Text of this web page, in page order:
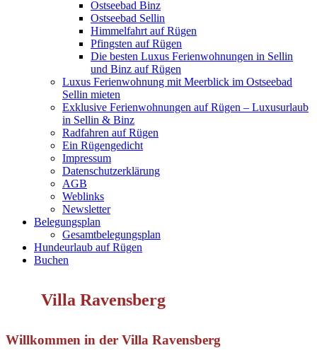
Ostseebad Binz
Ostseebad Sellin
Himmelfahrt auf Rügen
Pfingsten auf Rügen
Die besten Luxus Ferienwohnungen in Sellin
und Binz auf Rügen
Luxus Ferienwohnung mit Meerblick im Ostseebad
Sellin mieten
Exklusive Ferienwohnungen auf Rügen – Luxusurlaub
in Sellin & Binz
Radfahren auf Rügen
Ein Rügengedicht
Impressum
Datenschutzerklärung
AGB
Weblinks
Newsletter
Belegungsplan
Gesamtbelegungsplan
Hundeurlaub auf Rügen
Buchen
Villa Ravensberg
Willkommen in der Villa Ravensberg